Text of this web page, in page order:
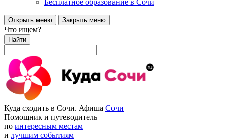
Бесплатное образование в Сочи
Открыть меню Закрыть меню
Что ищем?
Найти
Куда сходить в Сочи. Афиша Сочи
Помощник и путеводитель
по интересным местам
и лучшим событиям